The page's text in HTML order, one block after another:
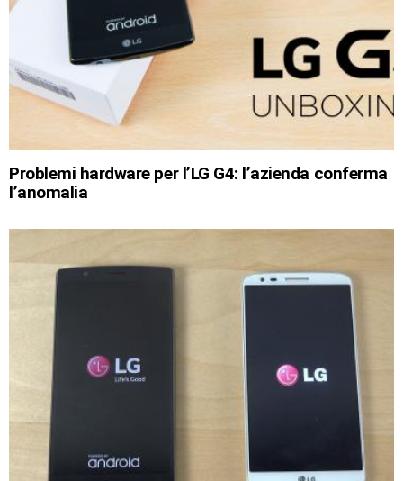
Problemi hardware per l’LG G4: l’azienda conferma
l’anomalia